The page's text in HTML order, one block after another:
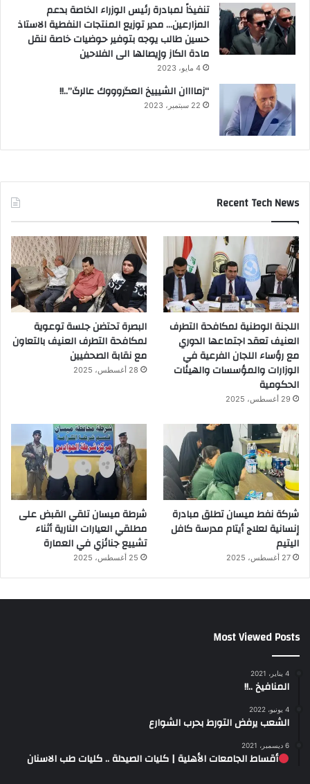
تنفيذاً لمبادرة رئيس الوزراء الخاصة بدعم
المزارعين… مدير توزيع المنتجات النفطية الاستاذ
حسين طالب يوجه بتوفير حوضيات خاصة لنقل
مادة الكاز وإيصالها الى الفلاحين
4 مايو، 2023
“زماااان الشيييخ العگروووك عالرگ”..!!
22 سبتمبر، 2023
Recent Tech News
اللجنة الوطنية لمكافحة التطرف
العنيف تعقد اجتماعها الدوري
مع رؤساء اللجان الفرعية في
الوزارات والمؤسسات والهيئات
الحكومية
29 أغسطس، 2025
البصرة تحتضن جلسة توعوية
لمكافحة التطرف العنيف بالتعاون
مع نقابة الصحفيين
28 أغسطس، 2025
شركة نفط ميسان تطلق مبادرة
إنسانية لعلاج أيتام مدرسة كافل
اليتيم
27 أغسطس، 2025
شرطة ميسان تلقي القبض على
مطلقي العيارات النارية أثناء
تشييع جنائزي في العمارة
25 أغسطس، 2025
Most Viewed Posts
4 يناير، 2021
المنافيخ ..!!
4 يونيو، 2022
الشعب يرفض التورط بحرب الشوارع
6 ديسمبر، 2021
أقساط الجامعات الأهلية | كليات الصيدلة .. كليات طب الاسنان